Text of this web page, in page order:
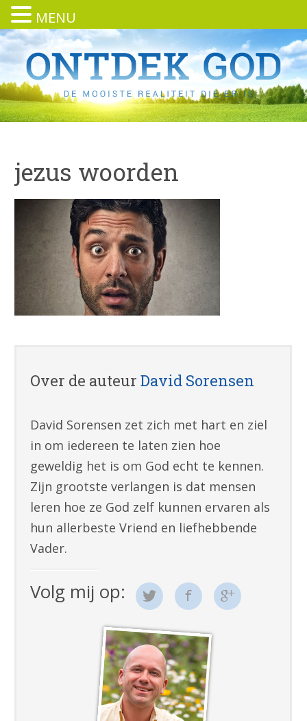
jezus woorden
Over de auteurDavid Sorensen
David Sorensen zet zich met hart en ziel
in om iedereen te laten zien hoe
geweldig het is om God echt te kennen.
Zijn grootste verlangen is dat mensen
leren hoe ze God zelf kunnen ervaren als
hun allerbeste Vriend en liefhebbende
Vader.
Volg mij op:
MENU